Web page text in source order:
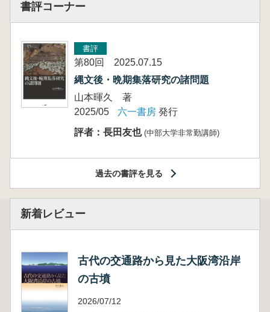
書評コーナー
書評
第80回 2025.07.15
縄文後・晩期集落研究の諸問題
山本暉久 著
2025/05
六一書房 発行
評者：長田友也 (中部大学非常勤講師)
過去の書評を見る
新着レビュー
古代の交通路から見た大阪湾沿岸
の古墳
2026/07/12